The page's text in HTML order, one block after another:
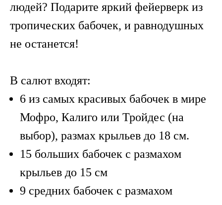
людей? Подарите яркий фейерверк из
тропических бабочек, и равнодушных
не останется!
В салют входят:
6 из самых красивых бабочек в мире
Мофро, Калиго или Тройдес (на
выбор), размах крыльев до 18 см.
15 больших бабочек с размахом
крыльев до 15 см
9 средних бабочек с размахом